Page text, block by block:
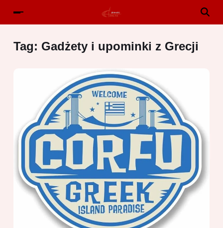
Tag: Gadżety i upominki z Grecji